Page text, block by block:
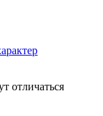
отличаться